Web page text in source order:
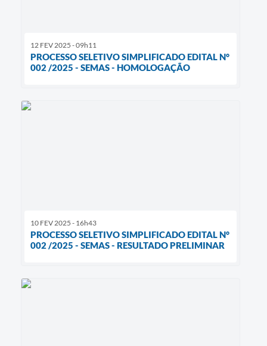
12 FEV 2025 - 09h11
PROCESSO SELETIVO SIMPLIFICADO EDITAL N°
002 /2025 - SEMAS - HOMOLOGAÇÃO
10 FEV 2025 - 16h43
PROCESSO SELETIVO SIMPLIFICADO EDITAL N°
002 /2025 - SEMAS - RESULTADO PRELIMINAR